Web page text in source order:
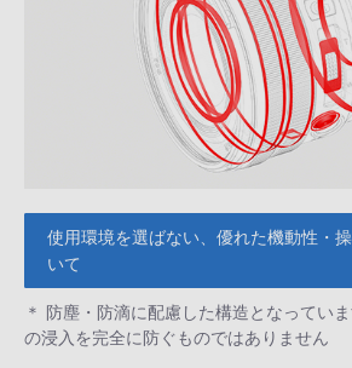
使用環境を選ばない、優れた機動性・
いて
＊ 防塵・防滴に配慮した構造となってい
の浸入を完全に防ぐものではありません